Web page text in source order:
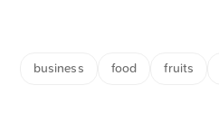
business food fruits